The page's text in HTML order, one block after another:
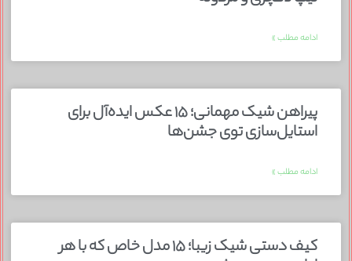
ادامه مطلب »
پیراهن شیک مهمانی؛ ۱۵ عکس ایده‌آل برای
استایل‌سازی توی جشن‌ها
ادامه مطلب »
کیف دستی شیک زیبا؛ ۱۵ مدل خاص که با هر